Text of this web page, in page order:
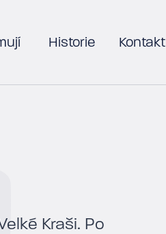
Historie Kontakt
Kraši. Po